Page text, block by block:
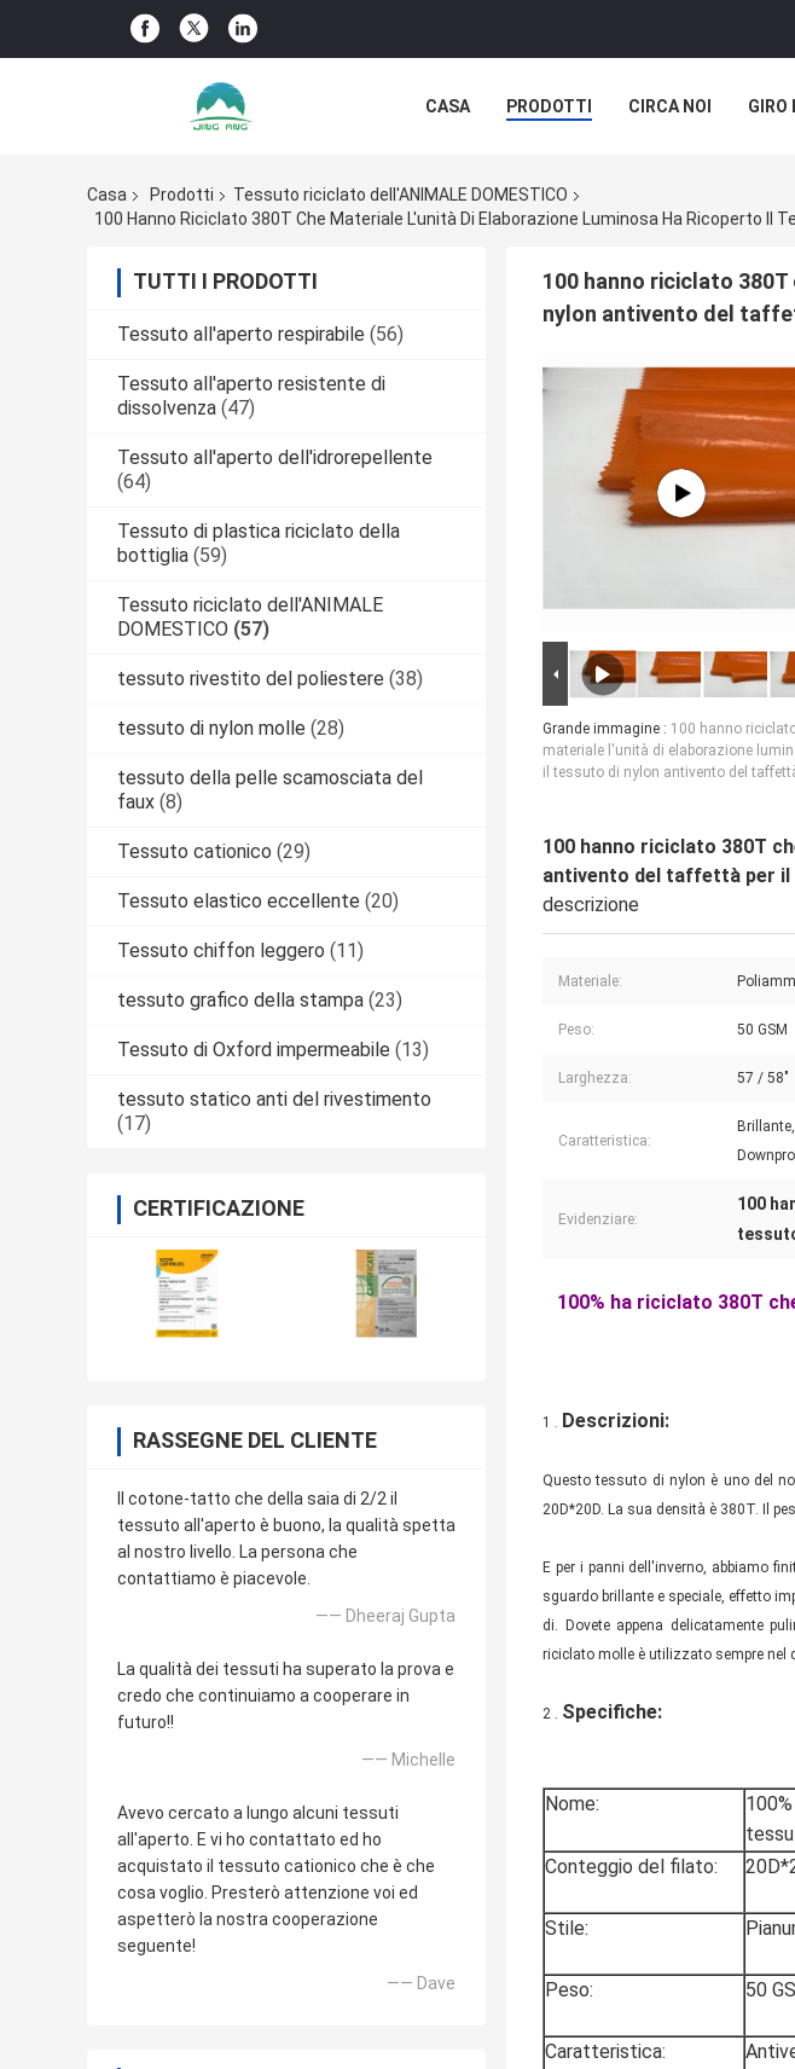
CASA PRODOTTI CIRCA NOI GIRO
Casa
Prodotti
Tessuto riciclato dell'ANIMALE DOMESTICO
100 Hanno Riciclato 380T Che Materiale L'unità Di Elaborazione Luminosa Ha Ricoperto Il
TUTTI I PRODOTTI
Tessuto all'aperto respirabile (56)
Tessuto all'aperto resistente di
dissolvenza (47)
Tessuto all'aperto dell'idrorepellente
(64)
Tessuto di plastica riciclato della
bottiglia (59)
Tessuto riciclato dell'ANIMALE
DOMESTICO (57)
tessuto rivestito del poliestere (38)
tessuto di nylon molle (28)
tessuto della pelle scamosciata del
faux (8)
Tessuto cationico (29)
Tessuto elastico eccellente (20)
Tessuto chiffon leggero (11)
tessuto grafico della stampa (23)
Tessuto di Oxford impermeabile (13)
tessuto statico anti del rivestimento
(17)
CERTIFICAZIONE
RASSEGNE DEL CLIENTE
Il cotone-tatto che della saia di 2/2 il
tessuto all'aperto è buono, la qualità spetta
al nostro livello. La persona che
contattiamo è piacevole.
—— Dheeraj Gupta
La qualità dei tessuti ha superato la prova e
credo che continuiamo a cooperare in
futuro!!
—— Michelle
Avevo cercato a lungo alcuni tessuti
all'aperto. E vi ho contattato ed ho
acquistato il tessuto cationico che è che
cosa voglio. Presterò attenzione voi ed
aspetterò la nostra cooperazione
seguente!
—— Dave
100 hanno riciclato
nylon antivento del
Grande immagine : 100 hanno
materiale l'unità di elaborazione
il tessuto di nylon antivento del
100 hanno riciclato 380T
antivento del taffettà per il
descrizione
Materiale:
Peso: 50 GSM
Larghezza: 57 / 58"
Caratteristica:
Evidenziare:
100
100% ha riciclato 380T
1 . Descrizioni:
Questo tessuto di nylon è uno del
20D*20D. La sua densità è 380T. Il
E per i panni dell'inverno, abbiamo
sguardo brillante e speciale, effetto
di. Dovete appena delicatamente
riciclato molle è utilizzato sempre nel
2 . Specifiche:
Nome:
Conteggio del filato:
Stile:
Peso: 50
Caratteristica: